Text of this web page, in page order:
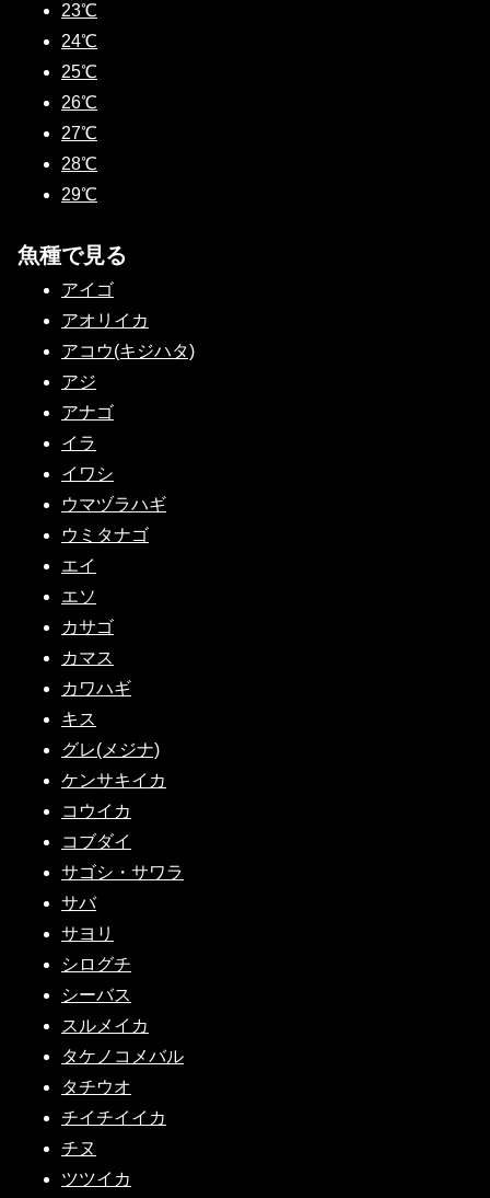
23℃
24℃
25℃
26℃
27℃
28℃
29℃
魚種で見る
アイゴ
アオリイカ
アコウ(キジハタ)
アジ
アナゴ
イラ
イワシ
ウマヅラハギ
ウミタナゴ
エイ
エソ
カサゴ
カマス
カワハギ
キス
グレ(メジナ)
ケンサキイカ
コウイカ
コブダイ
サゴシ・サワラ
サバ
サヨリ
シログチ
シーバス
スルメイカ
タケノコメバル
タチウオ
チイチイイカ
チヌ
ツツイカ